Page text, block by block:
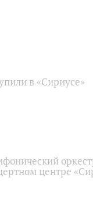
в «Сириусе»
центре